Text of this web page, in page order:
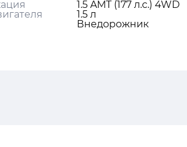
1.5 AMT (177 л.с.) 4WD
1.5 л
Внедорожник